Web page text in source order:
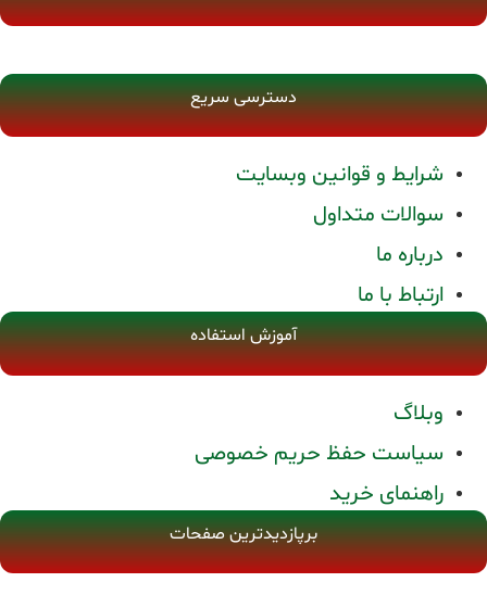
دسترسی سریع
شرایط و قوانین وبسایت
سوالات متداول
درباره ما
ارتباط با ما
آموزش استفاده
وبلاگ
سیاست حفظ حریم خصوصی
راهنمای خرید
برپازدیدترین صفحات